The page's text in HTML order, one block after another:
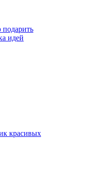
идей
красивых